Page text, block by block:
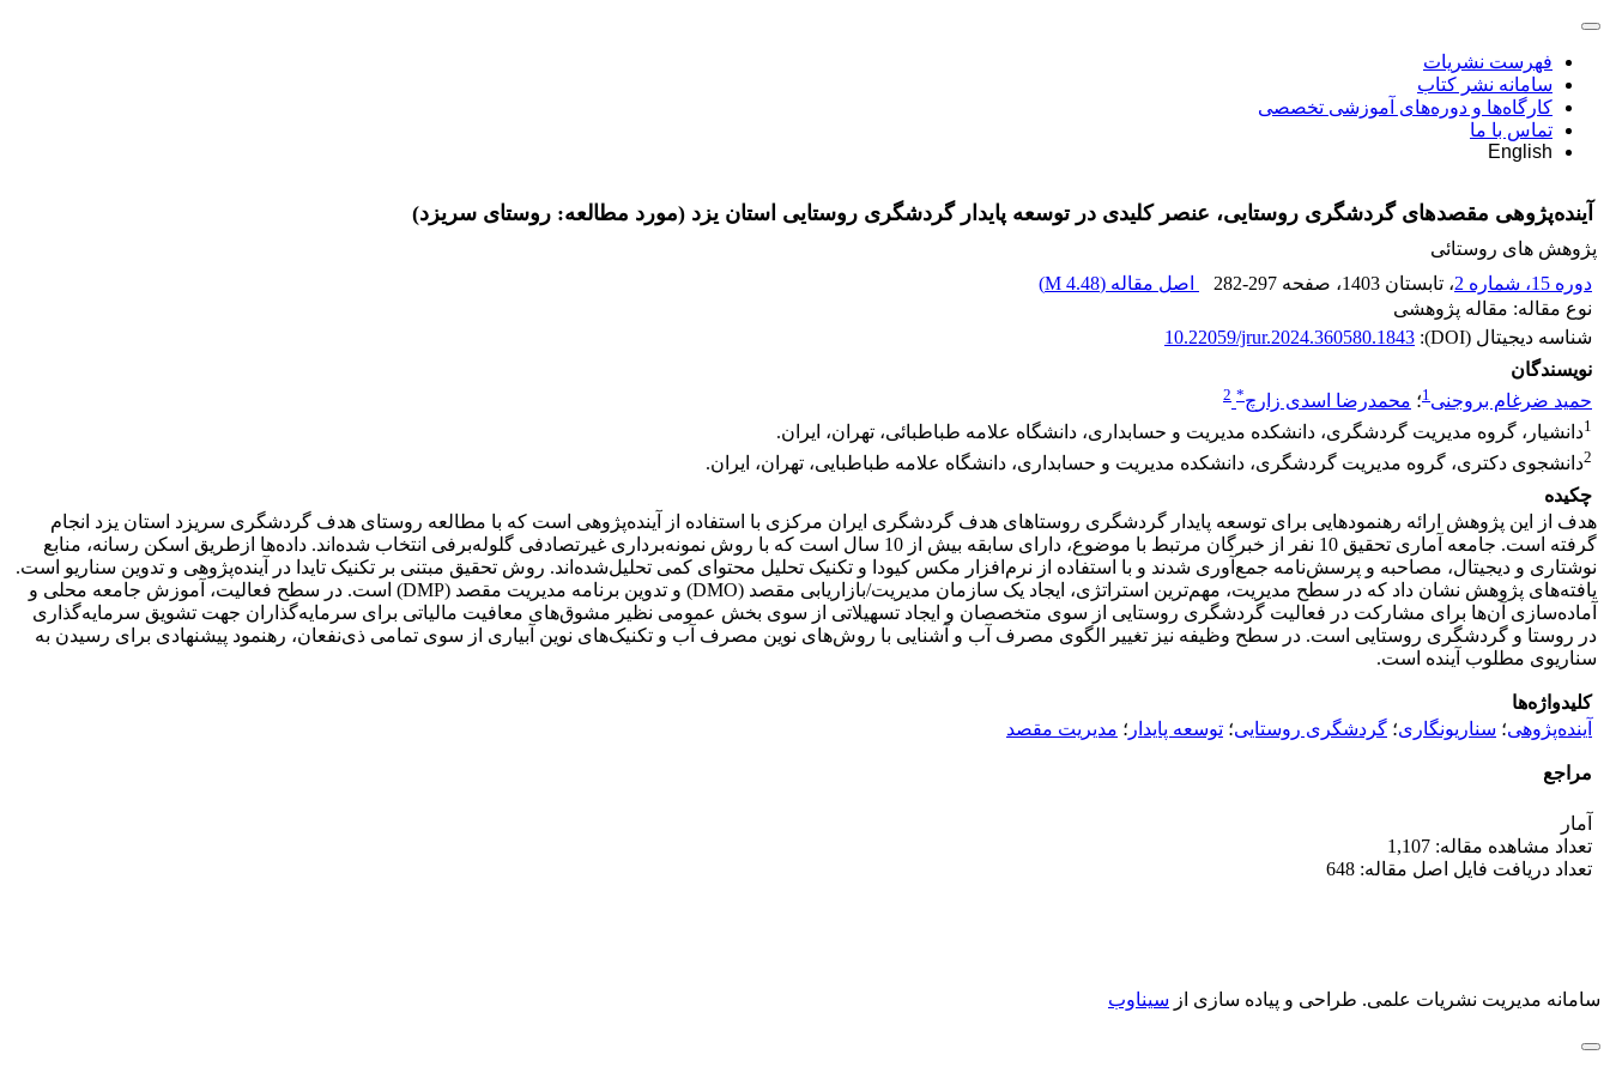
فهرست نشریات
سامانه نشر کتاب
کارگاه‌ها و دوره‌های آموزشی تخصصی
تماس با ما
English
آینده‌پژوهی مقصدهای گردشگری روستایی، عنصر کلیدی در توسعه پایدار گردشگری روستایی استان یزد (مورد مطالعه: روستای سریزد)
پژوهش های روستائی
دوره 15، شماره 2
، تابستان 1403 ، صفحه 282-297 اصل مقاله (4.48 M
)
نوع مقاله: مقاله پژوهشی
شناسه دیجیتال (DOI):
10.22059/jrur.2024.360580.1843
نویسندگان
حمید ضرغام بروجنی1؛ محمدرضا اسدی زارچ*
2
1دانشیار، گروه مدیریت گردشگری، دانشکده مدیریت و حسابداری، دانشگاه علامه طباطبائی، تهران، ایران.
2دانشجوی دکتری، گروه مدیریت گردشگری، دانشکده مدیریت و حسابداری، دانشگاه علامه طباطبایی، تهران، ایران.
چکیده
هدف از این پژوهش ارائه رهنمودهایی برای توسعه پایدار گردشگری روستاهای هدف گردشگری ایران مرکزی با استفاده از آینده‌پژوهی است که با مطالعه روستای هدف گردشگری سریزد استان یزد انجام
گرفته است. جامعه آماری تحقیق 10 نفر از خبرگان مرتبط با موضوع، دارای سابقه بیش از 10 سال است که با روش نمونه‌برداری غیرتصادفی گلوله‌برفی انتخاب شده‌اند. داده‌ها از‌طریق اسکن رسانه، منابع
نوشتاری و دیجیتال، مصاحبه و پرسش‌نامه جمع‌آوری شدند و با استفاده از نرم‌افزار مکس کیودا و تکنیک تحلیل محتوای کمی تحلیل‌شده‌اند. روش تحقیق مبتنی بر تکنیک تایدا در آینده‌پژوهی و تدوین سناریو است.
یافته‌های پژوهش نشان داد که در سطح مدیریت، مهم‌ترین استراتژی، ایجاد یک سازمان مدیریت/بازاریابی مقصد (DMO) و تدوین برنامه مدیریت مقصد (DMP) است. در سطح فعالیت، آموزش جامعه محلی و
آماده‌سازی آن‌ها برای مشارکت در فعالیت گردشگری روستایی از سوی متخصصان و ایجاد تسهیلاتی از سوی بخش عمومی نظیر مشوق‌های معافیت مالیاتی برای سرمایه‌گذاران جهت تشویق سرمایه‌گذاری
در روستا و گردشگری روستایی است. در سطح وظیفه نیز تغییر الگوی مصرف آب و آشنایی با روش‌های نوین مصرف آب و تکنیک‌های نوین آبیاری از سوی تمامی ذی‌نفعان، رهنمود پیشنهادی برای رسیدن به
سناریوی مطلوب آینده است.
کلیدواژه‌ها
آینده‌پژوهی؛ سناریونگاری؛ گردشگری روستایی؛ توسعه پایدار ؛ مدیریت مقصد
مراجع
آمار
تعداد مشاهده مقاله: 1,107
تعداد دریافت فایل اصل مقاله: 648
سامانه مدیریت نشریات علمی. طراحی و پیاده سازی از سیناوب